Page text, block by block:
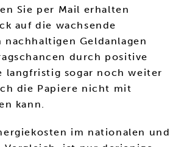
Sie per Mail erhalten
auf die wachsende
nachhaltigen Geldanlagen
durch positive
langfristig sogar noch weiter
die Papiere nicht mit
kann.
im nationalen und